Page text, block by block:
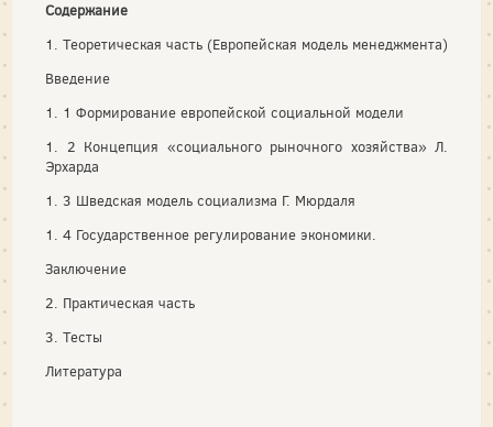
Содержание
1. Теоретическая часть (Европейская модель менеджмента)
Введение
1. 1 Формирование европейской социальной модели
1. 2 Концепция «социального рыночного хозяйства» Л.
Эрхарда
1. 3 Шведская модель социализма Г. Мюрдаля
1. 4 Государственное регулирование экономики.
Заключение
2. Практическая часть
3. Тесты
Литература